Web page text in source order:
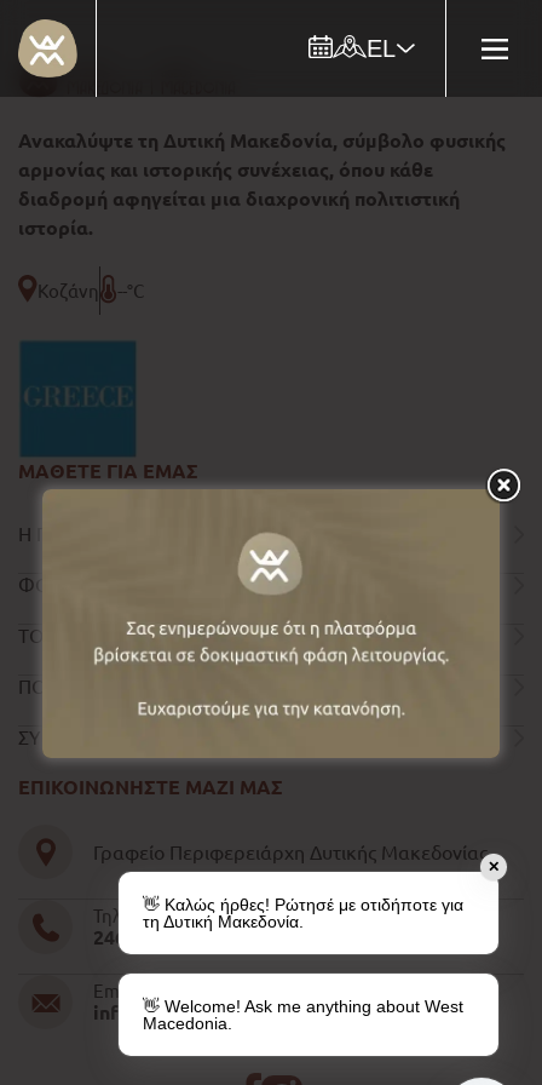
EL
Ανακαλύψτε τη Δυτική Μακεδονία, σύμβολο φυσικής
αρμονίας και ιστορικής συνέχειας, όπου κάθε
διαδρομή αφηγείται μια διαχρονική πολιτιστική
ιστορία.
Κοζάνη --°C
ΜΑΘΕΤΕ ΓΙΑ ΕΜΑΣ
Η ΠΕΡΙΦΕΡΕΙΑ
ΦΟΡΜΑ ΕΠΙΚΟΙΝΩΝΙΑΣ
ΤΟΥΡΙΣΤΙΚΟΣ ΟΔΗΓΟΣ
ΠΟΛΙΤΙΚΗ ΑΠΟΡΡΗΤΟΥ
ΣΥΝΤΕΛΕΣΤΕΣ
ΕΠΙΚΟΙΝΩΝΗΣΤΕ ΜΑΖΙ ΜΑΣ
Γραφείο Περιφερειάρχη Δυτικής Μακεδονίας
Τηλέφωνο
2461052610-11-15
Email
info@pdm.gov.gr
✕
👋 Καλώς ήρθες! Ρώτησέ με οτιδήποτε για
τη Δυτική Μακεδονία.
👋 Welcome! Ask me anything about West
Macedonia.